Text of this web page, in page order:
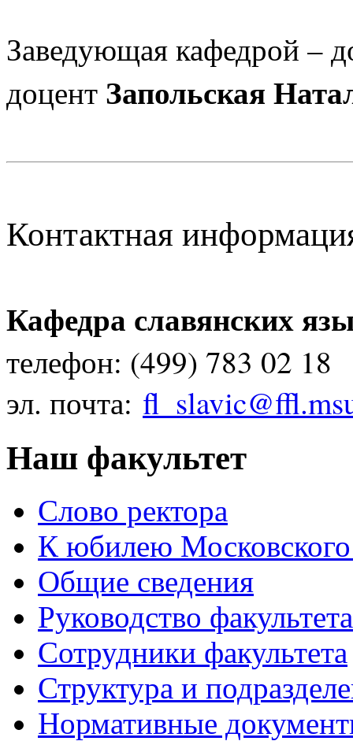
Заведующая кафедрой –
доцент Запольская
Контактная
Кафедра славянских
телефон: (499) 783 02 18
эл. почта:
Наш факультет
Слово ректора
К юбилею Московского
Общие сведения
Руководство факультета
Сотрудники факультета
Структура и
Нормативные